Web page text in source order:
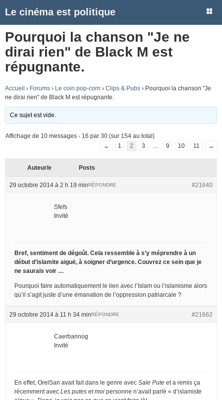
Le cinéma est politique
Pourquoi la chanson "Je ne
dirai rien" de Black M est
répugnante.
Accueil › Forums › Le coin pop-corn › Clips & Pubs › Pourquoi la chanson "Je
ne dirai rien" de Black M est répugnante.
Ce sujet est vide.
Affichage de 10 messages - 16 par 30 (sur 154 au total)
←
1 2 3 9 10 11 →
Auteur/e Posts
29 octobre 2014 à 2 h 19 min #21640
RÉPONDRE
Sfefs
Invité
Bref, sentiment de dégoût. Cela ressemble à s’y méprendre à un
début d’islamite aiguë, à soigner d’urgence. Couvrez ce sein que je
ne saurais voir …
Pourquoi faire automatiquement le lien avec l’Islam ou l’islamisme alors
qu’il s’agit juste d’une émanation de l’oppression patriarcale ?
29 octobre 2014 à 11 h 34 min #21662
RÉPONDRE
Caerbannog
Invité
En effet, OrelSan avait fait dans le genre avec Sale Pute et a remis ça
récemment avec Les putes et moi personne n’avait parlé « d’islamiste